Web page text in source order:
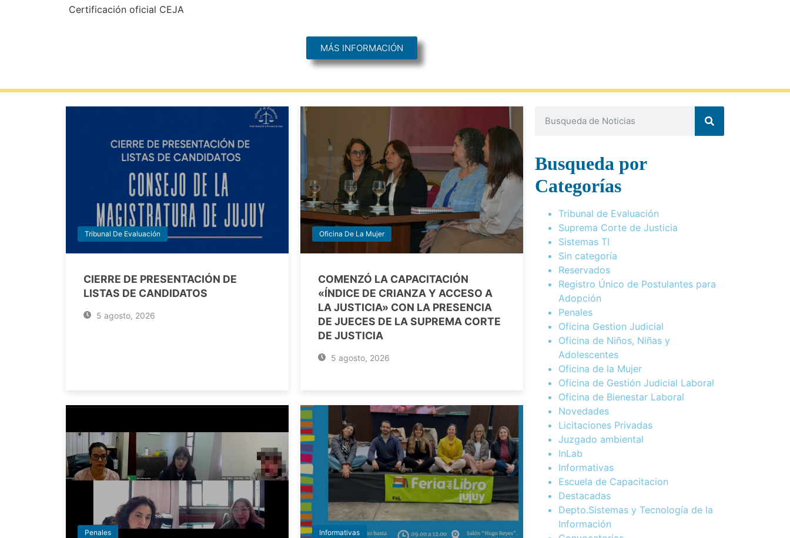
Certificación oficial CEJA
MÁS INFORMACIÓN
Tribunal De Evaluación
CIERRE DE PRESENTACIÓN DE
LISTAS DE CANDIDATOS
5 agosto, 2026
Oficina De La Mujer
COMENZÓ LA CAPACITACIÓN
«ÍNDICE DE CRIANZA Y ACCESO A
LA JUSTICIA» CON LA PRESENCIA
DE JUECES DE LA SUPREMA CORTE
DE JUSTICIA
5 agosto, 2026
Penales Informativas
Busqueda por
Categorías
Tribunal de Evaluación
Suprema Corte de Justicia
Sistemas TI
Sin categoría
Reservados
Registro Único de Postulantes para
Adopción
Penales
Oficina Gestion Judicial
Oficina de Niños, Niñas y
Adolescentes
Oficina de la Mujer
Oficina de Gestión Judicial Laboral
Oficina de Bienestar Laboral
Novedades
Licitaciones Privadas
Juzgado ambiental
InLab
Informativas
Escuela de Capacitacion
Destacadas
Depto.Sistemas y Tecnología de la
Información